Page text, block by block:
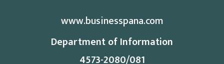
www.businesspana.com
Department of Information
4573-2080/081